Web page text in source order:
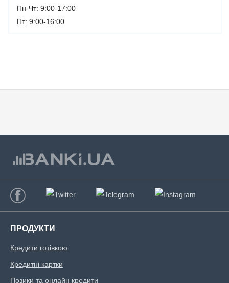
Пн-Чт: 9:00-17:00
Пт: 9:00-16:00
ПРОДУКТИ
Кредити готівкою
Кредитні картки
Позики та онлайн кредити